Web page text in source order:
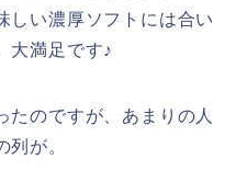
しい濃厚ソフトには合い
大満足です♪
たのですが、あまりの人
が。